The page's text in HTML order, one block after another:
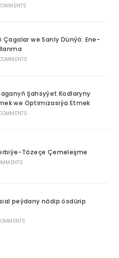
Çagalar we Sanly Dünýä: Ene-
Şahsyýet Kodlaryny
we Optimizasiýa Etmek
Täzeçe Çemeleşme
peýdany nädip ösdürip